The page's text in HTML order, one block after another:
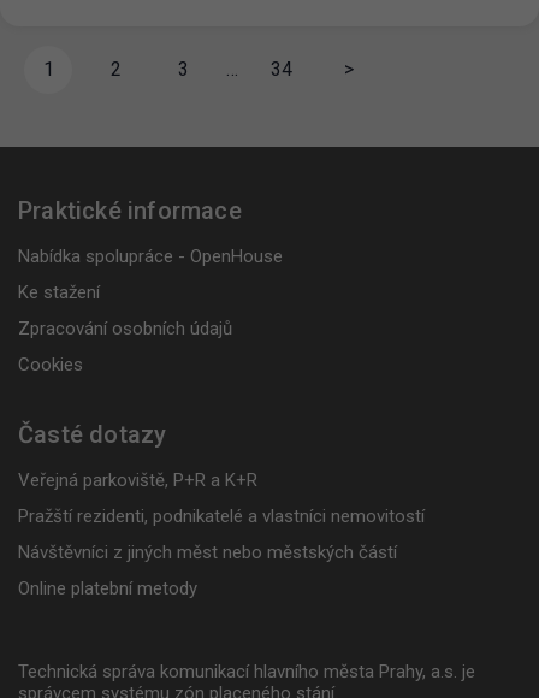
1 2 3 … 34 >
Praktické informace
Nabídka spolupráce - OpenHouse
Ke stažení
Zpracování osobních údajů
Cookies
Časté dotazy
Veřejná parkoviště, P+R a K+R
Pražští rezidenti, podnikatelé a vlastníci nemovitostí
Návštěvníci z jiných měst nebo městských částí
Online platební metody
Technická správa komunikací hlavního města Prahy, a.s. je
správcem systému zón placeného stání.